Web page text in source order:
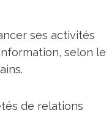
ses activités
selon le
de relations